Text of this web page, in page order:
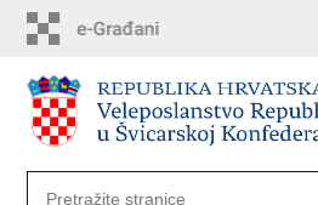
sadržaj